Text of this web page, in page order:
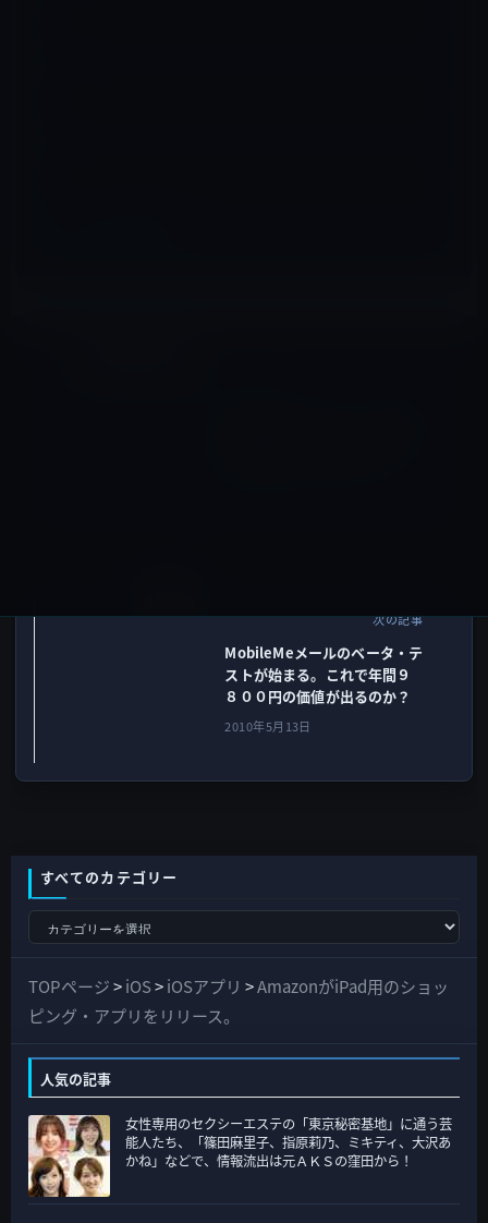
次の記事
MobileMeメールのベータ・テ
ストが始まる。これで年間９
８００円の価値が出るのか？
2010年5月13日
すべてのカテゴリー
て
の
ゴ
リ
ー
TOPページ>iOS>iOSアプリ >AmazonがiPad用のショッ
ピング・アプリをリリース。
人気の記事
女性専用のセクシーエステの「東京秘密基地」に通う芸
能人たち、「篠田麻里子、指原莉乃、ミキティ、大沢あ
かね」などで、情報流出は元ＡＫＳの窪田から！